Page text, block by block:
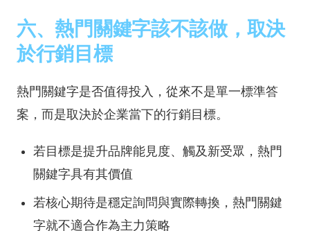
六、熱門關鍵字該不該做，取決
於行銷目標
熱門關鍵字是否值得投入，從來不是單一標準答
案，而是取決於企業當下的行銷目標。
若目標是提升品牌能見度、觸及新受眾，熱門
關鍵字具有其價值
若核心期待是穩定詢問與實際轉換，熱門關鍵
字就不適合作為主力策略